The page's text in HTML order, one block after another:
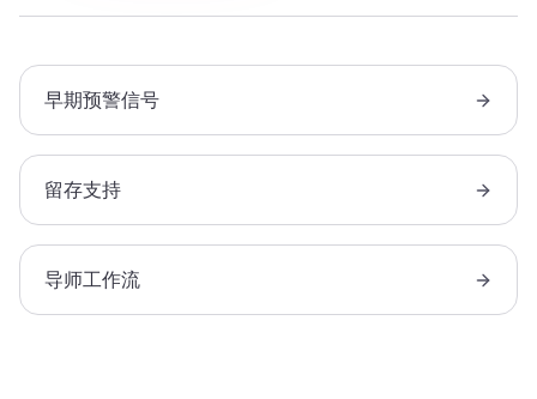
早期预警信号
留存支持
导师工作流